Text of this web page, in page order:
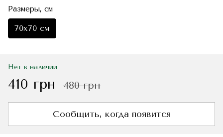
Размеры, см
70x70 см
Нет в наличии
410 грн 480 грн
Сообщить, когда появится